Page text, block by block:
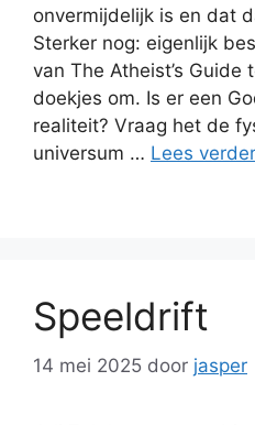
onvermijdelijk is en dat
Sterker nog: eigenlijk
van The Atheist’s
doekjes om. Is er een
realiteit? Vraag het de
universum … Lees verder
Speeldrift
14 mei 2025 door jasper